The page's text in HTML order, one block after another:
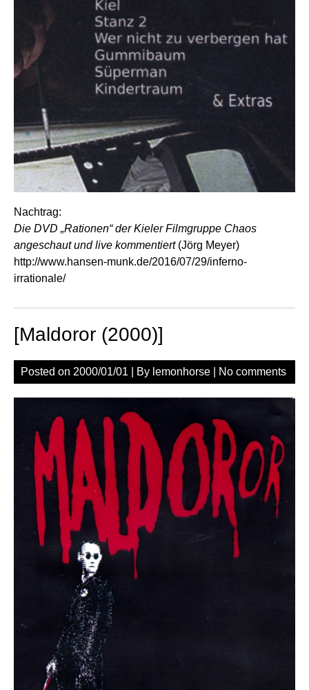
Nachtrag:
Die DVD „Rationen“ der Kieler Filmgruppe Chaos
angeschaut und live kommentiert(Jörg Meyer)
http://www.hansen-munk.de/2016/07/29/inferno-
irrationale/
[Maldoror (2000)]
Posted on 2000/01/01 | By lemonhorse No comments